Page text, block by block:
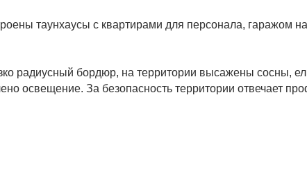
таунхаусы с квартирами для персонала, гаражом
радиусный бордюр, на территории высажены сосны,
освещение. За безопасность территории отвечает